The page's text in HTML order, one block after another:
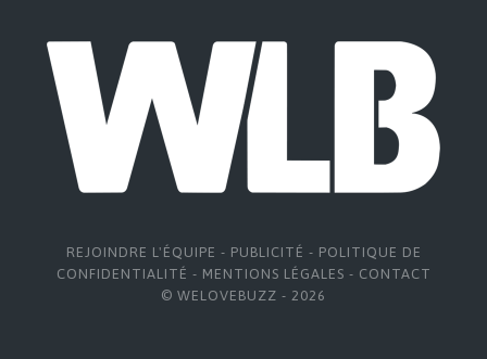
REJOINDRE L'ÉQUIPE - PUBLICITÉ - POLITIQUE DE
CONFIDENTIALITÉ - MENTIONS LÉGALES - CONTACT
© WELOVEBUZZ - 2026